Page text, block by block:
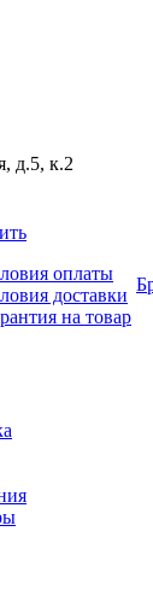
д.5, к.2
оплаты
доставки
на товар